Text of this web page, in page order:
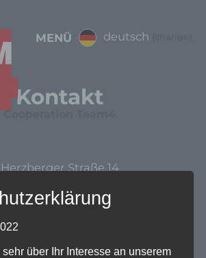
MENÜ deutsch
Kontakt
Cooperation Team4
Herzberger Straße 14
Germany
team4.com
über Ihr Interesse an unserem